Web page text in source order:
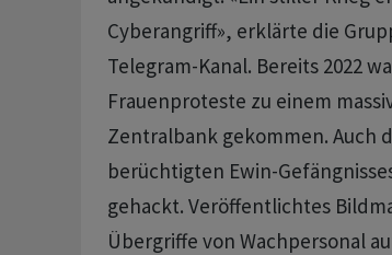
Cyberangriff», erklärte die
Telegram-Kanal. Bereits 2022
Frauenproteste zu einem
Zentralbank gekommen. Auch
berüchtigten Ewin-
gehackt. Veröffentlichtes
Übergriffe von Wachpersonal